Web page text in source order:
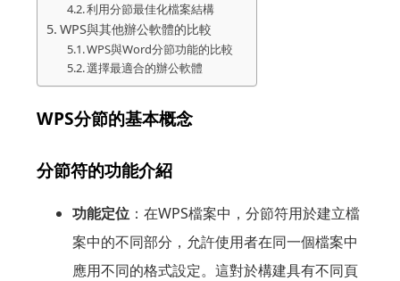
利用分節最佳化檔案結構
WPS與其他辦公軟體的比較
WPS與Word分節功能的比較
選擇最適合的辦公軟體
WPS分節的基本概念
分節符的功能介紹
功能定位：在WPS檔案中，分節符用於建立檔
案中的不同部分，允許使用者在同一個檔案中
應用不同的格式設定。這對於構建具有不同頁